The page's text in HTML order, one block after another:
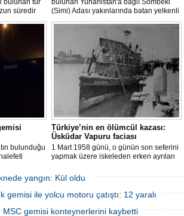
bulunan tur
süredir
içerisinde
itfaiyenin
bulunan Yunanistan'a bağlı Sömbeki
(Simi) Adası yakınlarında batan yelkenli
teknedeki 9 kişiden 8'i sağ olarak
kurtarılırken, kaybolan 1 kişi için deniz
ve havadan geniş çaplı arama kurtarma
çalışması başlatıldı.
bulunduğu
Türkiye’nin en ölümcül kazası:
Üsküdar Vapuru faciası
1 Mart 1958 günü, o günün son seferini
yapmak üzere iskeleden erken ayrılan
dönemedi.
yangın: Kül oldu
gemisi ile yolcu motoru çatıştı: 12 yaralı
MSC gemisi konteynerlerini kaybetti